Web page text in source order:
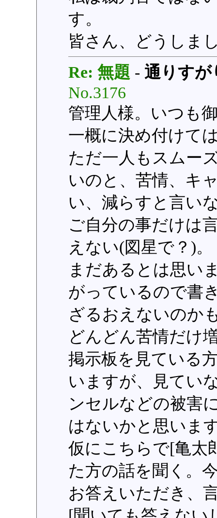
す。
皆さん、どうしま
Re: 無題 - 通りすが
No.3176
管理人様。いつも
一概に決め付けて
ただ一人もスムー
いのと、苦情、キ
い、減らすと言い
ご自分の事だけは
えない(図星で？)。
まだあるとは思い
がっているので書
ざるおえないのか
どんどん苦情だけ
掲示板を見ている
いますが、見てい
ンセルなどの被害
はないかと思いま
仮にこちらで[亀太
た方の話を聞く。
お答えいただき、